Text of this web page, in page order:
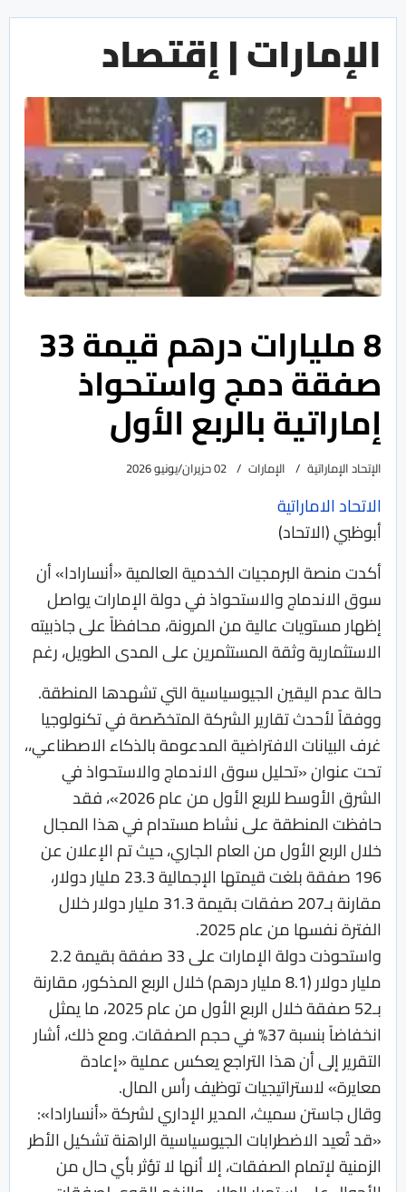
الإمارات | إقتصاد
8 مليارات درهم قيمة 33
صفقة دمج واستحواذ
إماراتية بالربع الأول
الإتحاد الإماراتية الإمارات 02 حزيران/يونيو 2026
الاتحاد الاماراتية
أبوظبي (الاتحاد)
أكدت منصة البرمجيات الخدمية العالمية «أنسارادا» أن
سوق الاندماج والاستحواذ في دولة الإمارات يواصل
إظهار مستويات عالية من المرونة، محافظاً على جاذبيته
الاستثمارية وثقة المستثمرين على المدى الطويل، رغم
حالة عدم اليقين الجيوسياسية التي تشهدها المنطقة.
ووفقاً لأحدث تقارير الشركة المتخصّصة في تكنولوجيا
غرف البيانات الافتراضية المدعومة بالذكاء الاصطناعي،،
تحت عنوان «تحليل سوق الاندماج والاستحواذ في
الشرق الأوسط للربع الأول من عام 2026»، فقد
حافظت المنطقة على نشاط مستدام في هذا المجال
خلال الربع الأول من العام الجاري، حيث تم الإعلان عن
196 صفقة بلغت قيمتها الإجمالية 23.3 مليار دولار،
مقارنة بـ207 صفقات بقيمة 31.3 مليار دولار خلال
الفترة نفسها من عام 2025.
واستحوذت دولة الإمارات على 33 صفقة بقيمة 2.2
مليار دولار (8.1 مليار درهم) خلال الربع المذكور، مقارنة
بـ52 صفقة خلال الربع الأول من عام 2025، ما يمثل
انخفاضاً بنسبة 37% في حجم الصفقات. ومع ذلك، أشار
التقرير إلى أن هذا التراجع يعكس عملية «إعادة
معايرة» لاستراتيجيات توظيف رأس المال.
وقال جاستن سميث، المدير الإداري لشركة «أنسارادا»:
«قد تُعيد الاضطرابات الجيوسياسية الراهنة تشكيل الأطر
الزمنية لإتمام الصفقات، إلا أنها لا تؤثر بأي حال من